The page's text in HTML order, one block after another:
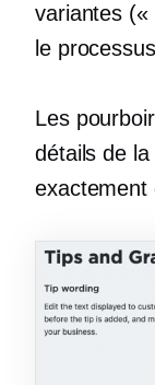
variantes («
le
Les
détails de
exactement